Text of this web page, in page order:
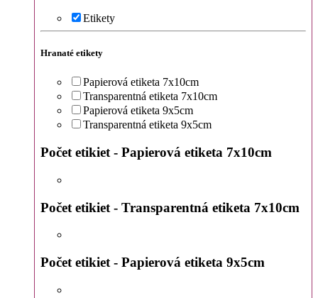
Etikety
Hranaté etikety
Papierová etiketa 7x10cm
Transparentná etiketa 7x10cm
Papierová etiketa 9x5cm
Transparentná etiketa 9x5cm
Počet etikiet - Papierová etiketa 7x10cm
Počet etikiet - Transparentná etiketa 7x10cm
Počet etikiet - Papierová etiketa 9x5cm